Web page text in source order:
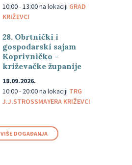
10:00 - 13:00na lokaciji GRAD
KRIŽEVCI
28. Obrtnički i
gospodarski sajam
Koprivničko –
križevačke županije
18.09.2026.
10:00 - 20:00na lokaciji TRG
J.J.STROSSMAYERA KRIŽEVCI
VIŠE DOGAĐANJA